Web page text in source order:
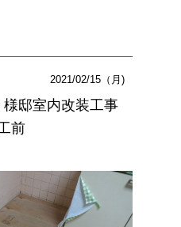
2021/02/15（月)
邸室内改装工事
前